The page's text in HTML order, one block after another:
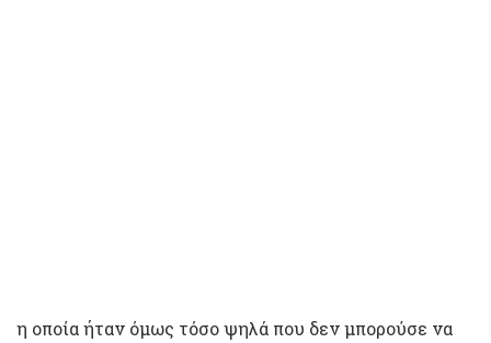
η οποία ήταν όμως τόσο ψηλά που δεν μπορούσε να